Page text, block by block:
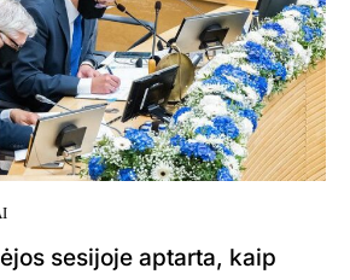
sesijoje aptarta, kaip